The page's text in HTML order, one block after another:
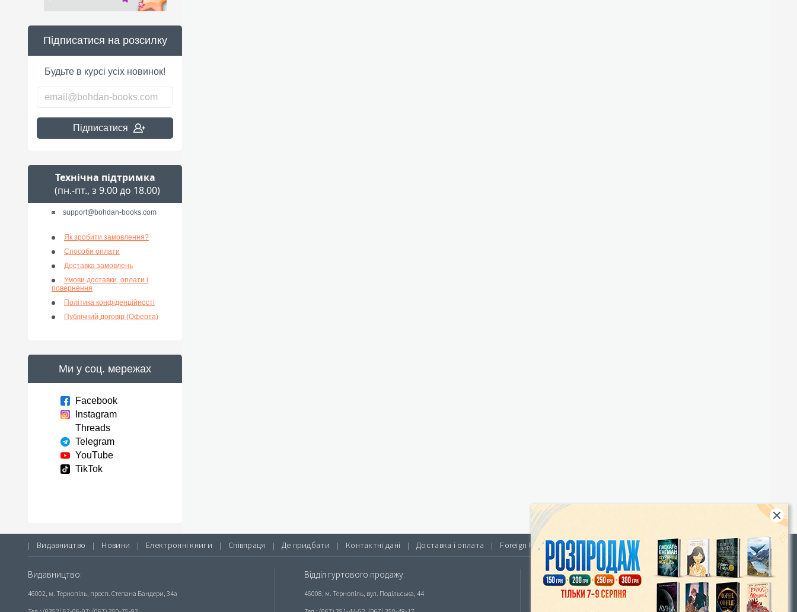
Підписатися на розсилку
Будьте в курсі усіх новинок!
Підписатися
Технічна підтримка
(пн.-пт., з 9.00 до 18.00)
support@bohdan-books.com
Як зробити замовлення?
Способи оплати
Доставка замовлень
Умови доставки, оплати і
повернення
Політика конфіденційності
Публічний договір (Оферта)
Ми у соц. мережах
Facebook
Instagram
Threads
Telegram
YouTube
TikTok
| Видавництво | Новини | Електронні книги | Співпраця | Де придбати | Контактні дані | Доставка і оплата | Foreign Rights |
Видавництво:
46002, м. Тернопіль, просп. Степана Бандери, 34а
Відділ гуртового продажу:
46008, м. Тернопіль, вул. Подільська, 44
Інтернет-магазин «Видавництво Богдан»:
46018, м. Тернопіль, А/С 529